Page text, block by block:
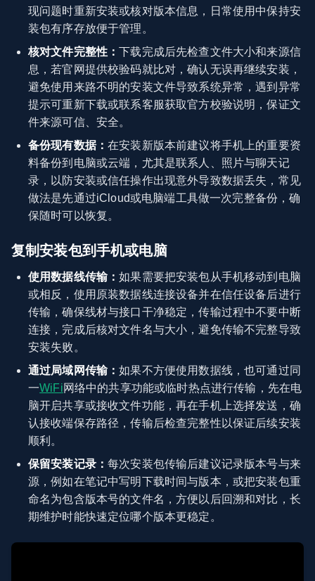
现问题时重新安装或核对版本信息，日常使用中保持安
装包有序存放便于管理。
核对文件完整性：下载完成后先检查文件大小和来源信
息，若官网提供校验码就比对，确认无误再继续安装，
避免使用来路不明的安装文件导致系统异常，遇到异常
提示可重新下载或联系客服获取官方校验说明，保证文
件来源可信、安全。
备份现有数据：在安装新版本前建议将手机上的重要资
料备份到电脑或云端，尤其是联系人、照片与聊天记
录，以防安装或信任操作出现意外导致数据丢失，常见
做法是先通过iCloud或电脑端工具做一次完整备份，确
保随时可以恢复。
复制安装包到手机或电脑
使用数据线传输：如果需要把安装包从手机移动到电脑
或相反，使用原装数据线连接设备并在信任设备后进行
传输，确保线材与接口干净稳定，传输过程中不要中断
连接，完成后核对文件名与大小，避免传输不完整导致
安装失败。
通过局域网传输：如果不方便使用数据线，也可通过同
一WiFi网络中的共享功能或临时热点进行传输，先在电
脑开启共享或接收文件功能，再在手机上选择发送，确
认接收端保存路径，传输后检查完整性以保证后续安装
顺利。
保留安装记录：每次安装包传输后建议记录版本号与来
源，例如在笔记中写明下载时间与版本，或把安装包重
命名为包含版本号的文件名，方便以后回溯和对比，长
期维护时能快速定位哪个版本更稳定。